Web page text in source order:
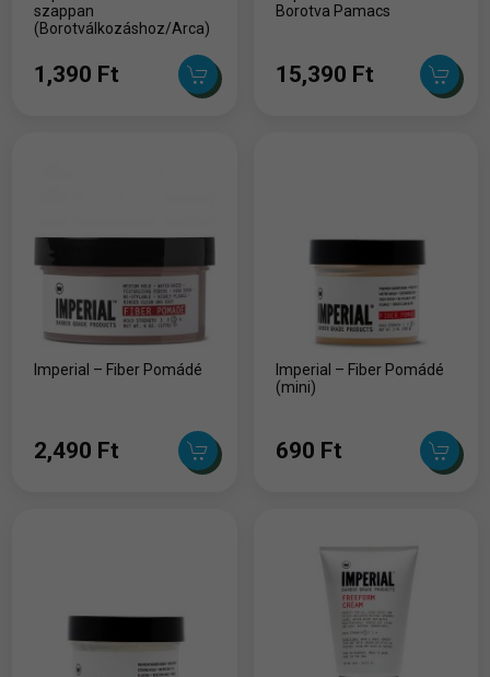
szappan
(Borotválkozáshoz/Arca)
1,390 Ft
Borotva Pamacs
15,390 Ft
Imperial – Fiber Pomádé
2,490 Ft
Imperial – Fiber Pomádé
(mini)
690 Ft